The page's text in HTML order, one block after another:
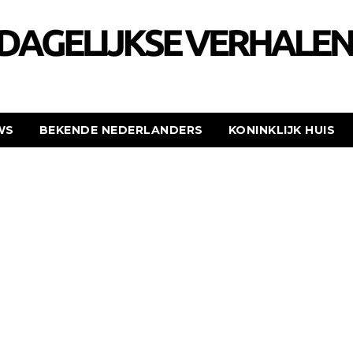
BEKENDE NEDERLANDERS KONINKLIJK HUIS